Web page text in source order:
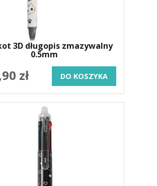
3D długopis zmazywalny
0.5mm
zł DO KOSZYKA